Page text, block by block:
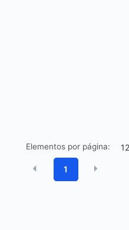
Elementos por página:
1